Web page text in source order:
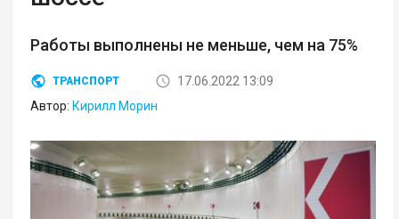
Работы выполнены не меньше, чем на 75%
ТРАНСПОРТ
17.06.2022 13:09
Автор: Кирилл Морин